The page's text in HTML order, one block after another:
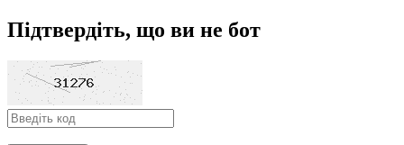
Підтвердіть, що ви не бот